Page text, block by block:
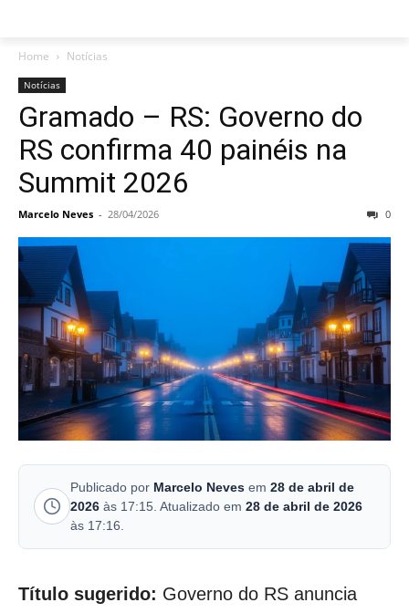
Home Notícias
Notícias
Gramado – RS: Governo do
RS confirma 40 painéis na
Summit 2026
Marcelo Neves - 28/04/2026 0
Publicado por Marcelo Neves em 28 de abril de
2026 às 17:15. Atualizado em 28 de abril de 2026
às 17:16.
Título sugerido: Governo do RS anuncia